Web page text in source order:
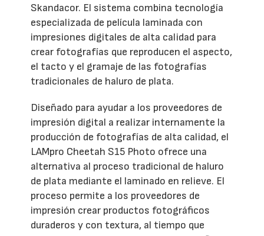
Skandacor. El sistema combina tecnología
especializada de película laminada con
impresiones digitales de alta calidad para
crear fotografías que reproducen el aspecto,
el tacto y el gramaje de las fotografías
tradicionales de haluro de plata.
Diseñado para ayudar a los proveedores de
impresión digital a realizar internamente la
producción de fotografías de alta calidad, el
LAMpro Cheetah S15 Photo ofrece una
alternativa al proceso tradicional de haluro
de plata mediante el laminado en relieve. El
proceso permite a los proveedores de
impresión crear productos fotográficos
duraderos y con textura, al tiempo que